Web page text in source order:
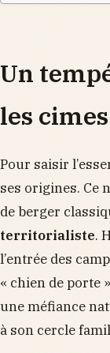
Un
les
Pour saisir
ses origines. Ce
de berger
territorialiste.
l’entrée des
« chien de porte
une méfiance
à son cercle